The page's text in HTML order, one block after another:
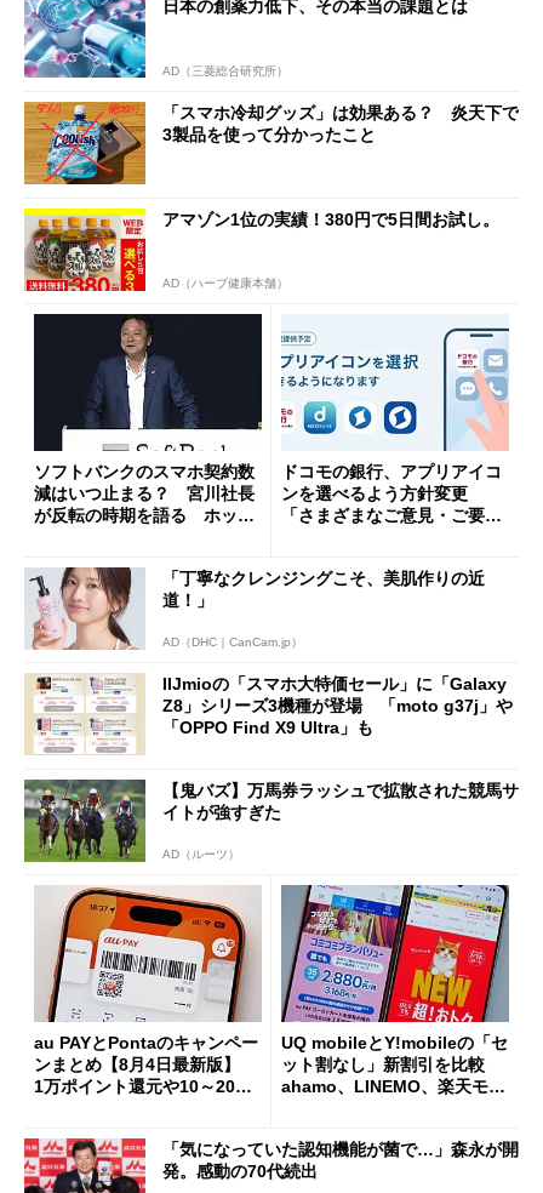
日本の創薬力低下、その本当の課題とは
AD（三菱総合研究所）
「スマホ冷却グッズ」は効果ある？ 炎天下で
3製品を使って分かったこと
アマゾン1位の実績！380円で5日間お試し。
AD（ハーブ健康本舗）
ソフトバンクのスマホ契約数
減はいつ止まる？ 宮川社長
が反転の時期を語る ホッピ
ドコモの銀行、アプリアイコ
ンを選べるよう方針変更
「さまざまなご意見・ご要望
「丁寧なクレンジングこそ、美肌作りの近
道！」
AD（DHC｜CanCam.jp）
IIJmioの「スマホ大特価セール」に「Galaxy
Z8」シリーズ3機種が登場 「moto g37j」や
「OPPO Find X9 Ultra」も
【鬼バズ】万馬券ラッシュで拡散された競馬サ
イトが強すぎた
AD（ルーツ）
au PAYとPontaのキャンペー
ンまとめ【8月4日最新版】
1万ポイント還元や10～20％
UQ mobileとY!mobileの「セ
ット割なし」新割引を比較
ahamo、LINEMO、楽天モバ
「気になっていた認知機能が菌で…」森永が開
発。感動の70代続出